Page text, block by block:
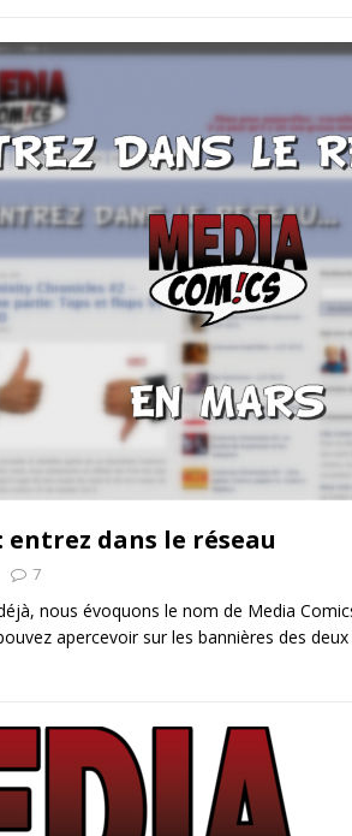
entrez dans le réseau
7
nous évoquons le nom de Media
apercevoir sur les bannières des